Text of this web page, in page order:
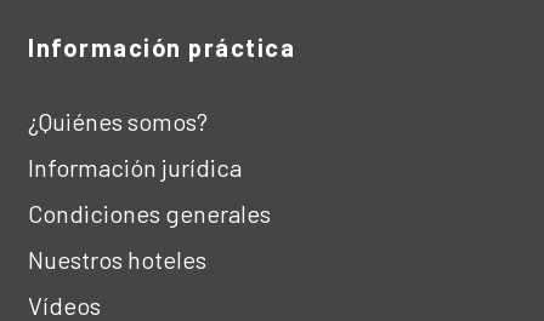
Información práctica
¿Quiénes somos?
Información jurídica
Condiciones generales
Nuestros hoteles
Vídeos